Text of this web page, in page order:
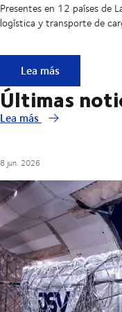
Presentes en 12 países de
logística y transporte de
DSV en LATAM
Lea más
Últimas
Lea más
8 jun. 2026